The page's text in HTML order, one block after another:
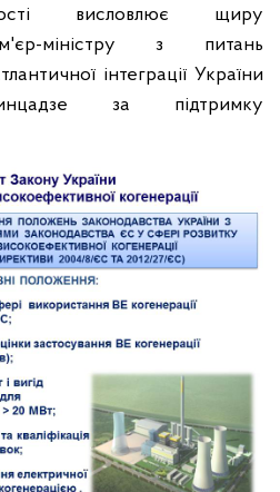
висловлює щиру
міністру з питань
інтеграції України
за підтримку